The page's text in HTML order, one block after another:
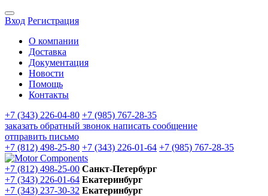
Вход Регистрация
О компании
Доставка
Документация
Новости
Помощь
Контакты
+7 (343) 226-04-80 +7 (985) 767-28-35
заказать обратный звонок написать сообщение
отправить письмо
+7 (812) 498-25-80 +7 (343) 226-01-64 +7 (985) 767-28-35
+7 (812) 498-25-00 Санкт-Петербург
+7 (343) 226-01-64 Екатеринбург
+7 (343) 237-30-32 Екатеринбург